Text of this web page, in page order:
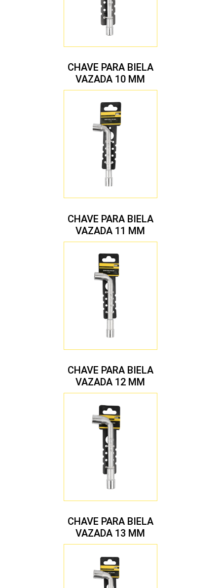
CHAVE PARA BIELA
VAZADA 10 MM
CHAVE PARA BIELA
VAZADA 11 MM
CHAVE PARA BIELA
VAZADA 12 MM
CHAVE PARA BIELA
VAZADA 13 MM